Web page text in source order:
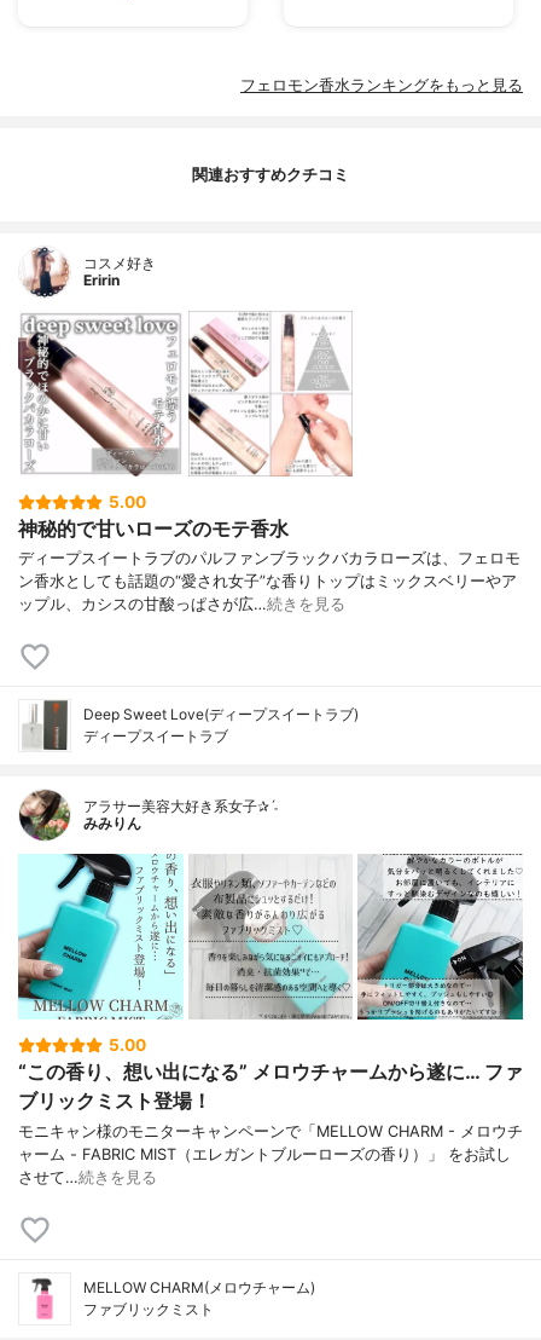
フェロモン香水ランキングをもっと見る
関連おすすめクチコミ
コスメ好き
Eririn
5.00
神秘的で甘いローズのモテ香水
ディープスイートラブのパルファンブラックバカラローズは、フェロモ
ン香水としても話題の“愛され女子”な香りトップはミックスベリーやア
ップル、カシスの甘酸っぱさが広…続きを見る
Deep Sweet Love(ディープスイートラブ)
ディープスイートラブ
アラサー美容大好き系女子✰ˊ˗
みみりん
5.00
“この香り、想い出になる” メロウチャームから遂に… ファ
ブリックミスト登場！
モニキャン様のモニターキャンペーンで「MELLOW CHARM - メロウチ
ャーム - FABRIC MIST（エレガントブルーローズの香り）」 をお試し
させて…続きを見る
MELLOW CHARM(メロウチャーム)
ファブリックミスト